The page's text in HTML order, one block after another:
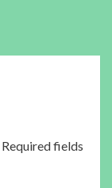
Required fields